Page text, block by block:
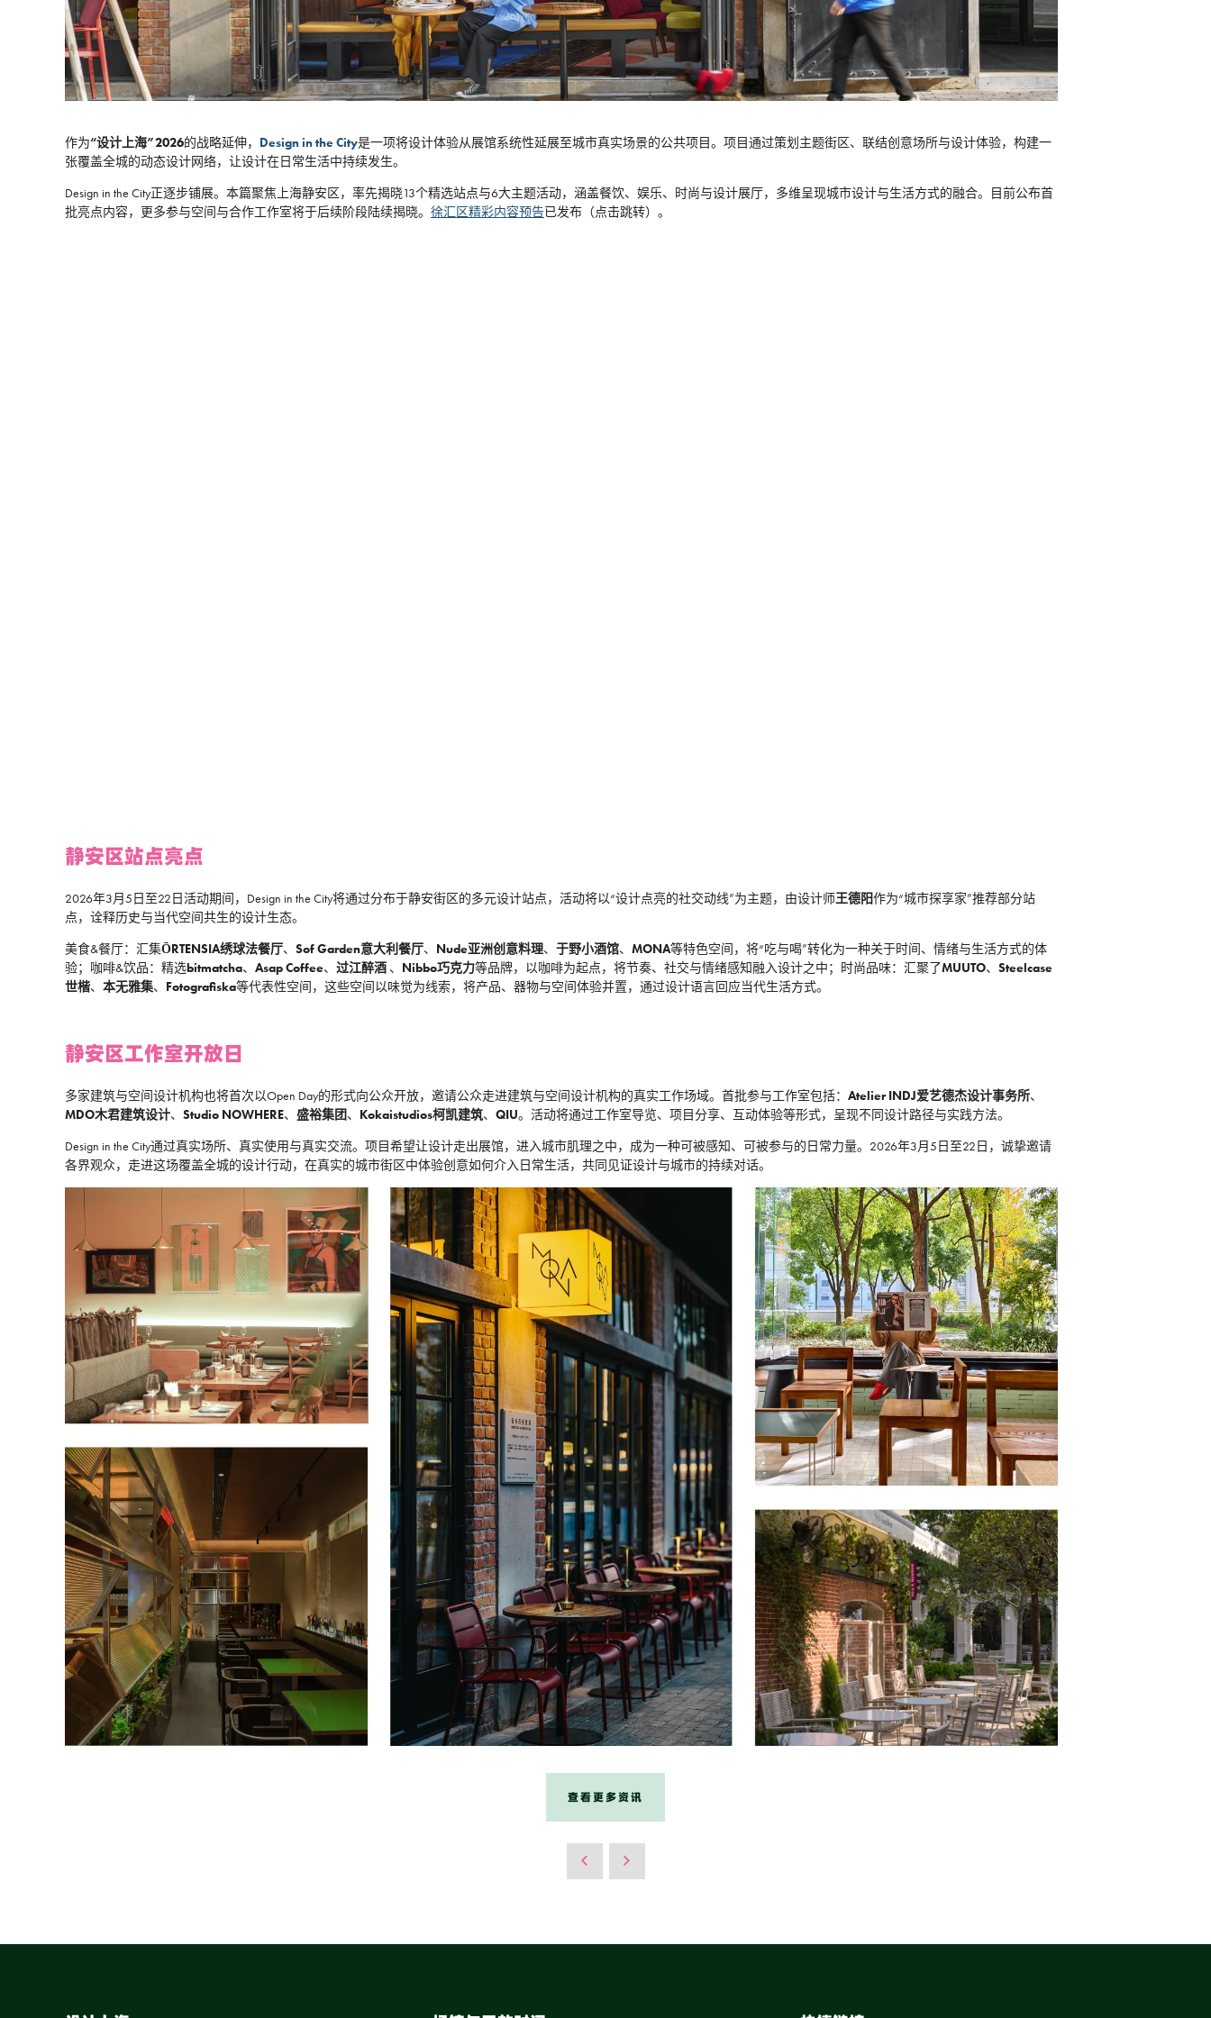
作为“设计上海”2026的战略延伸， Design in the City是一项将设计体验从展馆系统性延展至城市真实场景的公共项目。项目通过策划主题街区、联结创意场所与设计体验，构建一
张覆盖全城的动态设计网络，让设计在日常生活中持续发生。
Design in the City正逐步铺展。本篇聚焦上海静安区，率先揭晓13个精选站点与6大主题活动，涵盖餐饮、娱乐、时尚与设计展厅，多维呈现城市设计与生活方式的融合。目前公布首
批亮点内容，更多参与空间与合作工作室将于后续阶段陆续揭晓。 徐汇区精彩内容预告已发布（点击跳转）。
静安区站点亮点
2026年3月5日至22日活动期间，Design in the City将通过分布于静安街区的多元设计站点，活动将以“设计点亮的社交动线”为主题，由设计师王德阳作为“城市探享家”推荐部分站
点，诠释历史与当代空间共生的设计生态。
美食&餐厅：汇集ŌRTENSIA绣球法餐厅、 Sof Garden意大利餐厅、 Nude亚洲创意料理、 于野小酒馆、 MONA等特色空间，将“吃与喝”转化为一种关于时间、情绪与生活方式的体
验；咖啡&饮品：精选bitmatcha、 Asap Coffee、 过江醉酒 、 Nibbo巧克力等品牌，以咖啡为起点，将节奏、社交与情绪感知融入设计之中；时尚品味：汇聚了MUUTO、 Steelcase
世楷、 本无雅集、 Fotografiska等代表性空间，这些空间以味觉为线索，将产品、器物与空间体验并置，通过设计语言回应当代生活方式。
静安区工作室开放日
多家建筑与空间设计机构也将首次以Open Day的形式向公众开放，邀请公众走进建筑与空间设计机构的真实工作场域。首批参与工作室包括： Atelier INDJ爱艺德杰设计事务所、
MDO木君建筑设计、 Studio NOWHERE、 盛裕集团、 Kokaistudios柯凯建筑、 QIU。活动将通过工作室导览、项目分享、互动体验等形式，呈现不同设计路径与实践方法。
Design in the City通过真实场所、真实使用与真实交流。项目希望让设计走出展馆，进入城市肌理之中，成为一种可被感知、可被参与的日常力量。2026年3月5日至22日，诚挚邀请
各界观众，走进这场覆盖全城的设计行动，在真实的城市街区中体验创意如何介入日常生活，共同见证设计与城市的持续对话。
查看更多资讯